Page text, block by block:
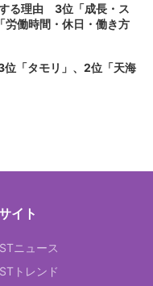
る理由 3位「成長・ス
労働時間・休日・働き方
「タモリ」、2位「天海
イト
ニュース
トレンド